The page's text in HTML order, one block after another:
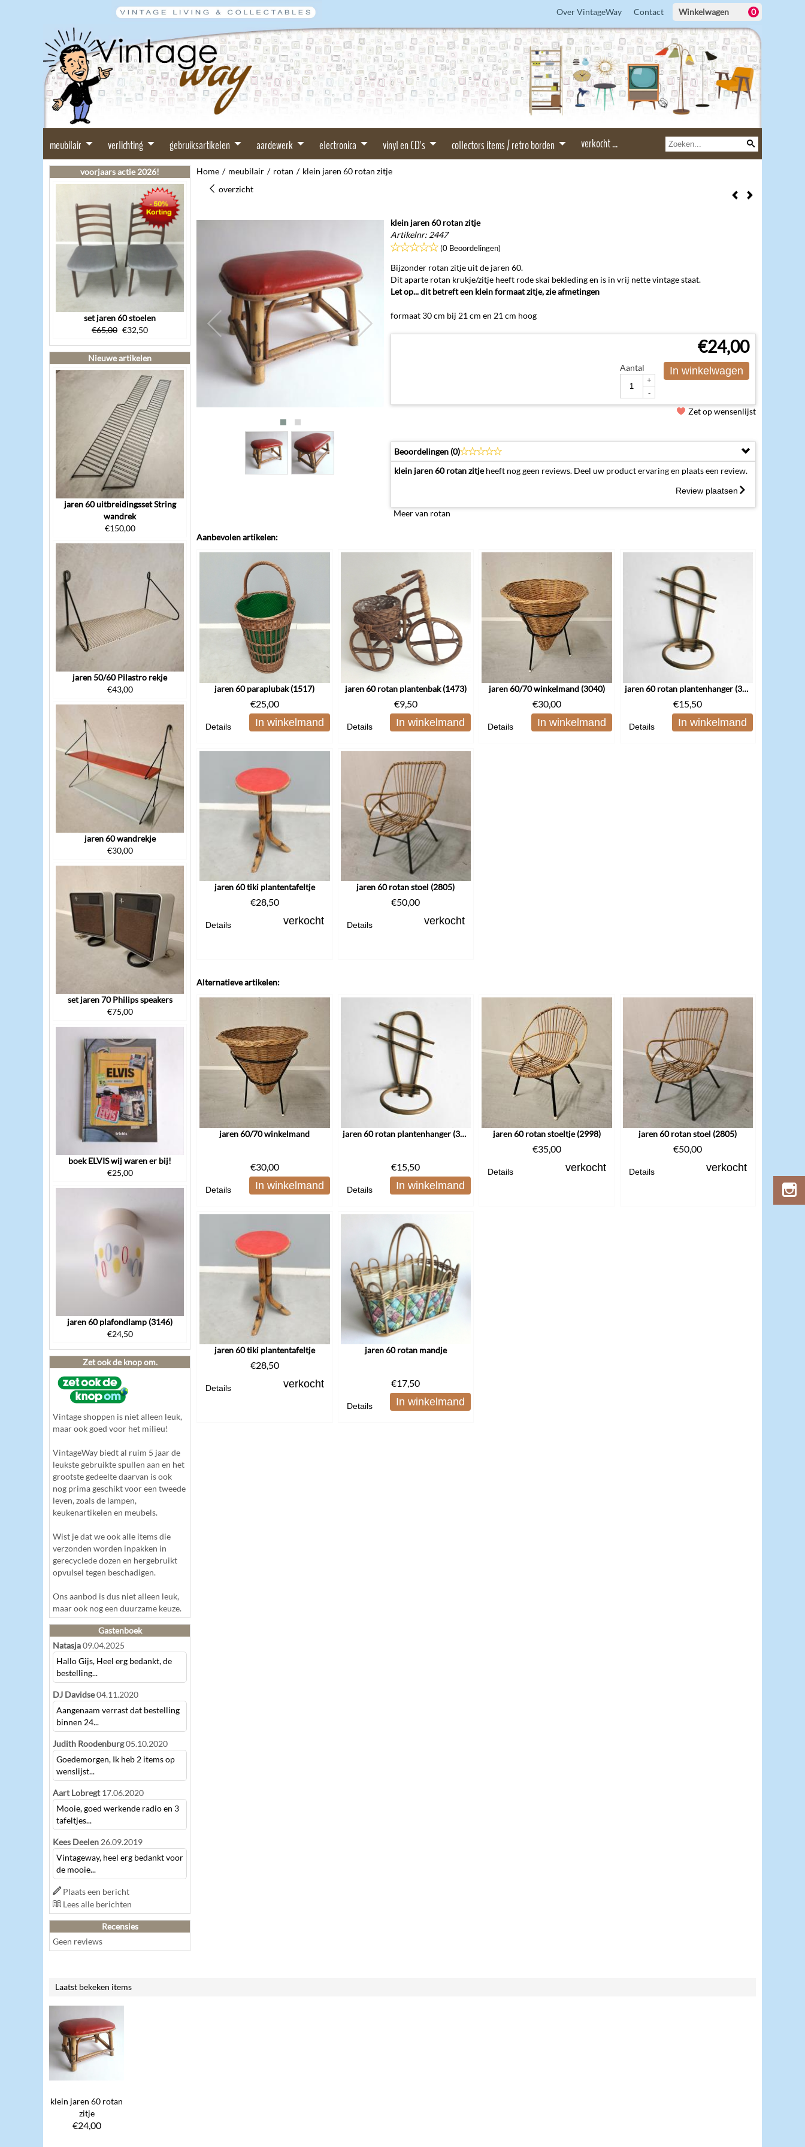
Winkelwagen 0
Over VintageWay Contact
meubilair verlichting gebruiksartikelen aardewerk electronica vinyl en CD's collectors items / retro borden verkocht ...
voorjaars actie 2026!
set jaren 60 stoelen
€65,00 €32,50
Nieuwe artikelen
jaren 60 uitbreidingsset String
wandrek
€150,00
jaren 50/60 Pilastro rekje
€43,00
jaren 60 wandrekje
€30,00
set jaren 70 Philips speakers
€75,00
boek ELVIS wij waren er bij!
€25,00
jaren 60 plafondlamp (3146)
€24,50
Zet ook de knop om.
Vintage shoppen is niet alleen leuk,
maar ook goed voor het milieu!
VintageWay biedt al ruim 5 jaar de
leukste gebruikte spullen aan en het
grootste gedeelte daarvan is ook
nog prima geschikt voor een tweede
leven, zoals de lampen,
keukenartikelen en meubels.
Wist je dat we ook alle items die
verzonden worden inpakken in
gerecyclede dozen en hergebruikt
opvulsel tegen beschadigen.
Ons aanbod is dus niet alleen leuk,
maar ook nog een duurzame keuze.
Gastenboek
Natasja09.04.2025
Hallo Gijs, Heel erg bedankt, de
bestelling...
DJ Davidse04.11.2020
Aangenaam verrast dat bestelling
binnen 24...
Judith Roodenburg05.10.2020
Goedemorgen, Ik heb 2 items op
wenslijst...
Aart Lobregt 17.06.2020
Mooie, goed werkende radio en 3
tafeltjes...
Kees Deelen26.09.2019
Vintageway, heel erg bedankt voor
de mooie...
Plaats een bericht
Lees alle berichten
Recensies
Geen reviews
Home / meubilair / rotan / klein jaren 60 rotan zitje
overzicht
klein jaren 60 rotan zitje
Artikelnr: 2447
(0 Beoordelingen)
Bijzonder rotan zitje uit de jaren 60.
Dit aparte rotan krukje/zitje heeft rode skai bekleding en is in vrij nette vintage staat.
Let op... dit betreft een klein formaat zitje, zie afmetingen
formaat 30 cm bij 21 cm en 21 cm hoog
€24,00
Aantal
+
-
In winkelwagen
Zet op wensenlijst
Beoordelingen (0)
klein jaren 60 rotan zitjeheeft nog geen reviews. Deel uw product ervaring en plaats een review.
Review plaatsen
Meer van rotan
Aanbevolen artikelen:
jaren 60 paraplubak (1517)
€25,00
Details In winkelmand
jaren 60 rotan plantenbak (1473)
€9,50
Details In winkelmand
jaren 60/70 winkelmand (3040)
€30,00
Details In winkelmand
jaren 60 rotan plantenhanger (3073)
€15,50
Details In winkelmand
jaren 60 tiki plantentafeltje
€28,50
Details verkocht
jaren 60 rotan stoel (2805)
€50,00
Details verkocht
Alternatieve artikelen:
jaren 60/70 winkelmand
€30,00
Details In winkelmand
jaren 60 rotan plantenhanger (3073)
€15,50
Details In winkelmand
jaren 60 rotan stoeltje (2998)
€35,00
Details verkocht
jaren 60 rotan stoel (2805)
€50,00
Details verkocht
jaren 60 tiki plantentafeltje
€28,50
Details verkocht
jaren 60 rotan mandje
€17,50
Details In winkelmand
Laatst bekeken items
klein jaren 60 rotan
zitje
€24,00